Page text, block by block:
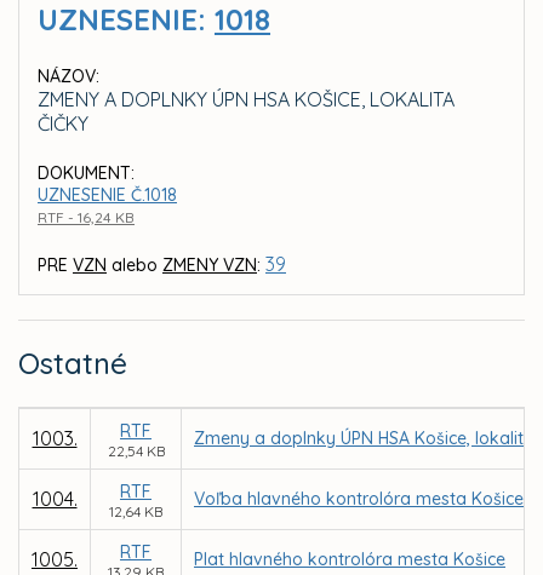
UZNESENIE: 1018
NÁZOV:
ZMENY A DOPLNKY ÚPN HSA KOŠICE, LOKALITA
ČIČKY
DOKUMENT:
UZNESENIE Č.1018
RTF - 16,24 KB
PRE VZN alebo ZMENY VZN: 39
Ostatné
1003. RTF
22,54 KB
Zmeny a doplnky ÚPN HSA Košice, lokalita
1004. RTF
12,64 KB
Voľba hlavného kontrolóra mesta Košice
1005. RTF Plat hlavného kontrolóra mesta Košice